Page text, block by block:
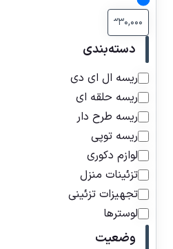
دسته‌بندی
ریسه ال ای دی
ریسه حلقه ای
ریسه طرح دار
ریسه توپی
لوازم دکوری
تزئینات منزل
تجهیزات تزئینی
لوسترها
وضعیت